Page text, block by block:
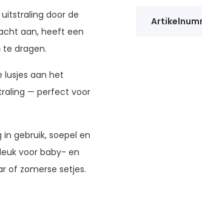
door de
aan, heeft een
dragen.
aan het
— perfect voor
gebruik, soepel en
voor baby- en
of zomerse setjes.